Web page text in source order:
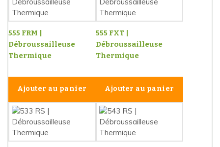
555 FRM |
Débroussailleuse
Thermique
Ajouter au panier
555 FXT |
Débroussailleuse
Thermique
Ajouter au panier